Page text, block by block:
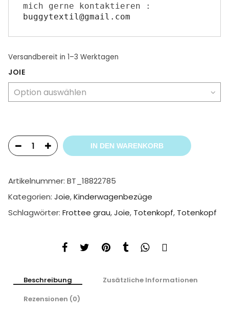
buggytextil@gmail.com
Versandbereit in 1–3 Werktagen
JOIE
IN DEN WARENKORB
Artikelnummer: BT_18822785
Kategorien: Joie,Kinderwagenbezüge
Schlagwörter: Frottee grau,Joie, Totenkopf, Totenkopf
Beschreibung
Zusätzliche Informationen
Rezensionen (0)